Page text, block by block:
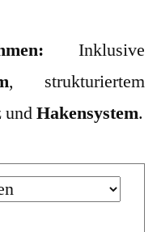
Inklusive
, strukturiertem
undHakensystem.